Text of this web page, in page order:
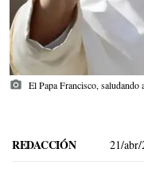
photo_camera El Papa Francisco, saludando
REDACCIÓN 21/abr/